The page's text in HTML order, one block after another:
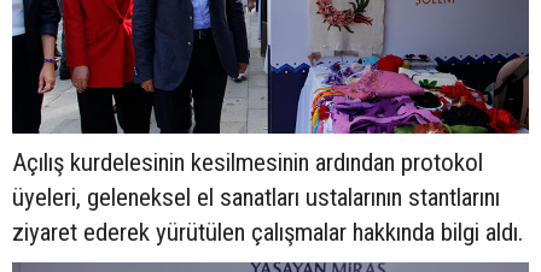
Açılış kurdelesinin kesilmesinin ardından protokol
üyeleri, geleneksel el sanatları ustalarının stantlarını
ziyaret ederek yürütülen çalışmalar hakkında bilgi aldı.